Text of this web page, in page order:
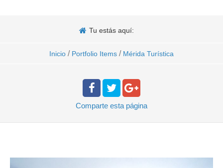
Tu estás aquí:
Inicio / Portfolio Items / Mérida Turística
Comparte esta página